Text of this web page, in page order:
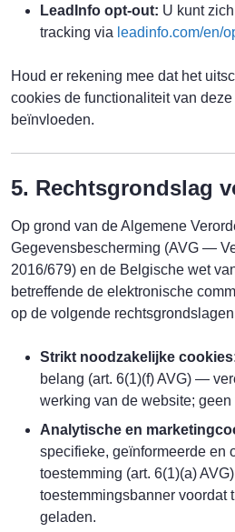
LeadInfo opt-out: U kunt
tracking via leadinfo.com/en/
Houd er rekening mee dat het
cookies de functionaliteit van
beïnvloeden.
5. Rechtsgrondslag
Op grond van de Algemene
Gegevensbescherming (AVG —
2016/679) en de Belgische wet
betreffende de elektronische
op de volgende
Strikt noodzakelijke
belang (art. 6(1)(f) AVG) —
werking van de website;
Analytische en
specifieke, geïnformeerde en
toestemming (art. 6(1)(a)
toestemmingsbanner voordat
geladen.